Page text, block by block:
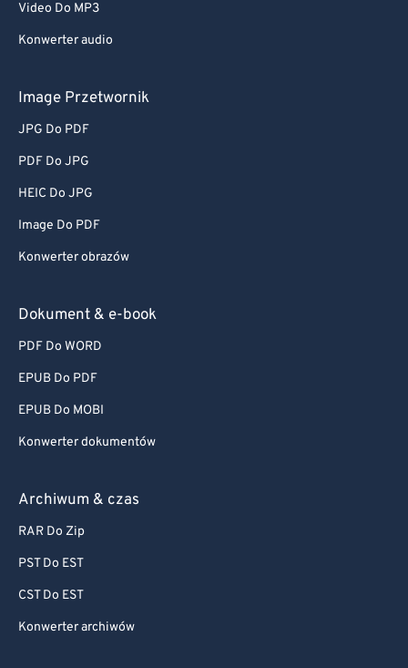
Video Do MP3
Konwerter audio
Image Przetwornik
JPG Do PDF
PDF Do JPG
HEIC Do JPG
Image Do PDF
Konwerter obrazów
Dokument & e-book
PDF Do WORD
EPUB Do PDF
EPUB Do MOBI
Konwerter dokumentów
Archiwum & czas
RAR Do Zip
PST Do EST
CST Do EST
Konwerter archiwów